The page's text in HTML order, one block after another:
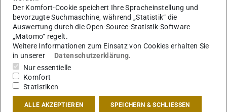
gesellschaftlichen Diskurs dar.
In der universitären Auseinandersetzung mit Architektur,
Stadt und Freiraum und deren Geschichte werden das
Wissen und die Methoden einer nachhaltigen und damit
zukunftsgerichteten Baukultur erarbeitet,
weiterentwickelt und vermittelt.
zwischen technischer Spezialisierung, gesellschaftlicher
Der Komfort-Cookie speichert Ihre Spracheinstellung und
bevorzugte Suchmaschine, während „Statistik“ die
Auswertung durch die Open-Source-Statistik-Software
„Matomo“ regelt.
Weitere Informationen zum Einsatz von Cookies erhalten Sie
in unserer
Datenschutzerklärung.
Nur essentielle
Komfort
Statistiken
ALLE AKZEPTIEREN SPEICHERN & SCHLIESSEN